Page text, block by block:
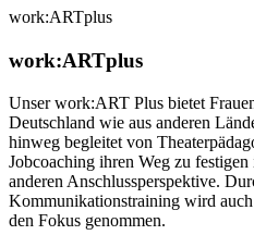
work:ARTplus
work:ARTplus
Unser work:ART Plus bietet
Deutschland wie aus anderen
hinweg begleitet von
Jobcoaching ihren Weg zu
anderen Anschlussperspektive.
Kommunikationstraining wird
den Fokus genommen.